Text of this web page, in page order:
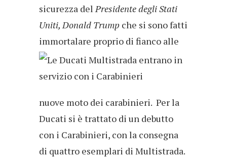
sicurezza delPresidente degli Stati
Uniti, Donald Trump che si sono fatti
immortalare proprio di fianco alle
nuove moto dei carabinieri. Per la
Ducati si è trattato di un debutto
con i Carabinieri, con la consegna
di quattro esemplari di Multistrada.